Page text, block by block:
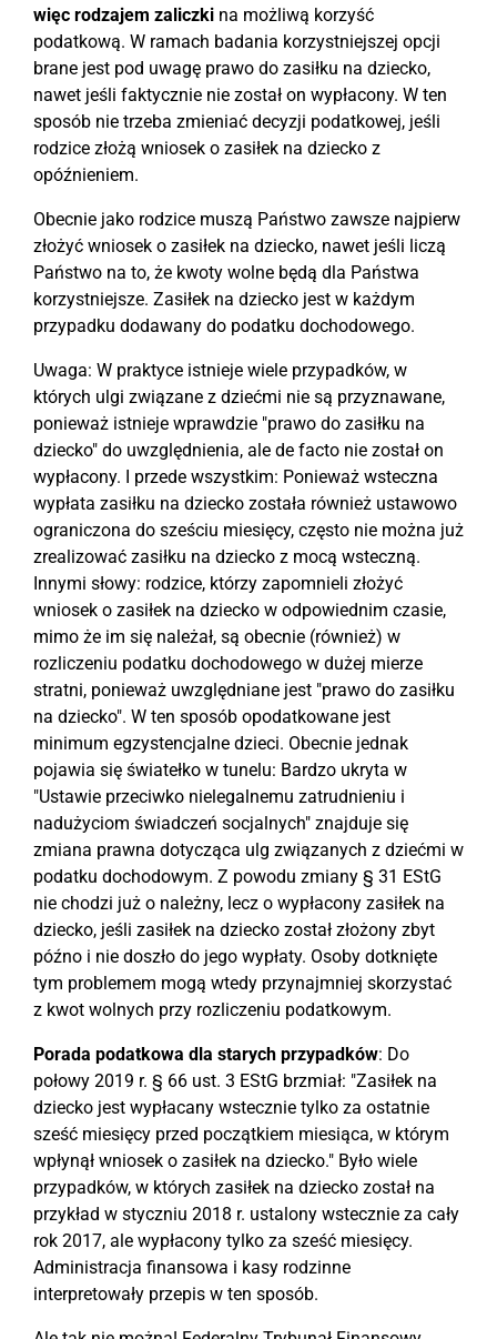
więc rodzajem zaliczki na możliwą korzyść
podatkową. W ramach badania korzystniejszej opcji
brane jest pod uwagę prawo do zasiłku na dziecko,
nawet jeśli faktycznie nie został on wypłacony. W ten
sposób nie trzeba zmieniać decyzji podatkowej, jeśli
rodzice złożą wniosek o zasiłek na dziecko z
opóźnieniem.
Obecnie jako rodzice muszą Państwo zawsze najpierw
złożyć wniosek o zasiłek na dziecko, nawet jeśli liczą
Państwo na to, że kwoty wolne będą dla Państwa
korzystniejsze. Zasiłek na dziecko jest w każdym
przypadku dodawany do podatku dochodowego.
Uwaga: W praktyce istnieje wiele przypadków, w
których ulgi związane z dziećmi nie są przyznawane,
ponieważ istnieje wprawdzie "prawo do zasiłku na
dziecko" do uwzględnienia, ale de facto nie został on
wypłacony. I przede wszystkim: Ponieważ wsteczna
wypłata zasiłku na dziecko została również ustawowo
ograniczona do sześciu miesięcy, często nie można już
zrealizować zasiłku na dziecko z mocą wsteczną.
Innymi słowy: rodzice, którzy zapomnieli złożyć
wniosek o zasiłek na dziecko w odpowiednim czasie,
mimo że im się należał, są obecnie (również) w
rozliczeniu podatku dochodowego w dużej mierze
stratni, ponieważ uwzględniane jest "prawo do zasiłku
na dziecko". W ten sposób opodatkowane jest
minimum egzystencjalne dzieci. Obecnie jednak
pojawia się światełko w tunelu: Bardzo ukryta w
"Ustawie przeciwko nielegalnemu zatrudnieniu i
nadużyciom świadczeń socjalnych" znajduje się
zmiana prawna dotycząca ulg związanych z dziećmi w
podatku dochodowym. Z powodu zmiany § 31 EStG
nie chodzi już o należny, lecz o wypłacony zasiłek na
dziecko, jeśli zasiłek na dziecko został złożony zbyt
późno i nie doszło do jego wypłaty. Osoby dotknięte
tym problemem mogą wtedy przynajmniej skorzystać
z kwot wolnych przy rozliczeniu podatkowym.
Porada podatkowa dla starych przypadków: Do
połowy 2019 r. § 66 ust. 3 EStG brzmiał: "Zasiłek na
dziecko jest wypłacany wstecznie tylko za ostatnie
sześć miesięcy przed początkiem miesiąca, w którym
wpłynął wniosek o zasiłek na dziecko." Było wiele
przypadków, w których zasiłek na dziecko został na
przykład w styczniu 2018 r. ustalony wstecznie za cały
rok 2017, ale wypłacony tylko za sześć miesięcy.
Administracja finansowa i kasy rodzinne
interpretowały przepis w ten sposób.